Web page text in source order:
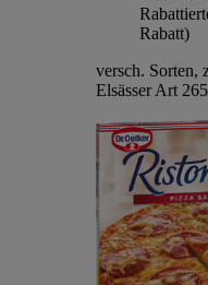
Rabatt)
versch. Sorten,
Elsässer Art